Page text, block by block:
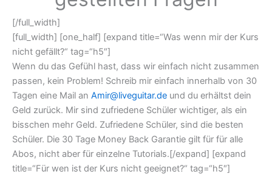
[/full_width]
[full_width] [one_half] [expand title=“Was wenn mir der Kurs
nicht gefällt?“ tag=“h5″]
Wenn du das Gefühl hast, dass wir einfach nicht zusammen
passen, kein Problem! Schreib mir einfach innerhalb von 30
Tagen eine Mail an Amir@liveguitar.de und du erhältst dein
Geld zurück. Mir sind zufriedene Schüler wichtiger, als ein
bisschen mehr Geld. Zufriedene Schüler, sind die besten
Schüler. Die 30 Tage Money Back Garantie gilt für für alle
Abos, nicht aber für einzelne Tutorials.[/expand] [expand
title=“Für wen ist der Kurs nicht geeignet?“ tag=“h5″]